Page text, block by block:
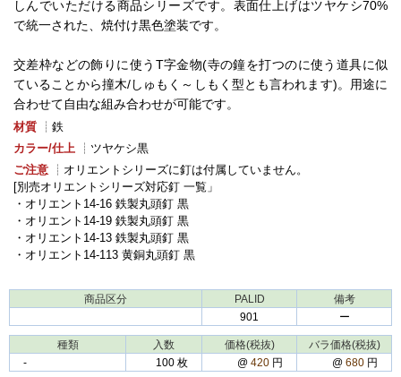
しんでいただける商品シリーズです。表面仕上げはツヤケシ70%
で統一された、焼付け黒色塗装です。
交差枠などの飾りに使うT字金物(寺の鐘を打つのに使う道具に似
ていることから撞木/しゅもく～しもく型とも言われます)。用途に
合わせて自由な組み合わせが可能です。
材質
┊鉄
カラー/仕上
┊ツヤケシ黒
ご注意
┊オリエントシリーズに釘は付属していません。
[別売オリエントシリーズ対応釘 一覧」
・オリエント14-16 鉄製丸頭釘 黒
・オリエント14-19 鉄製丸頭釘 黒
・オリエント14-13 鉄製丸頭釘 黒
・オリエント14-113 黄銅丸頭釘 黒
商品区分 PALID
備考
901
ー
種類 入数 価格(税抜)
バラ価格(税抜)
‐
100 枚 @ 420 円 @ 680 円